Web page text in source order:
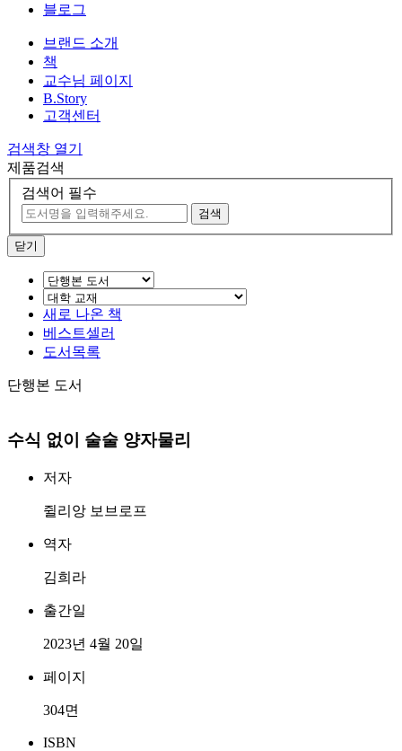
블로그
브랜드 소개
책
교수님 페이지
B.Story
고객센터
검색창 열기
제품검색
검색어 필수
검색
닫기
새로 나온 책
베스트셀러
도서목록
단행본 도서
수식 없이 술술 양자물리
저자
쥘리앙 보브로프
역자
김희라
출간일
2023년 4월 20일
페이지
304면
ISBN